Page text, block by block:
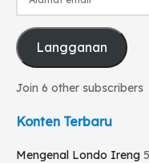
Langganan
Join 6 other subscribers
Konten Terbaru
Mengenal Londo Ireng